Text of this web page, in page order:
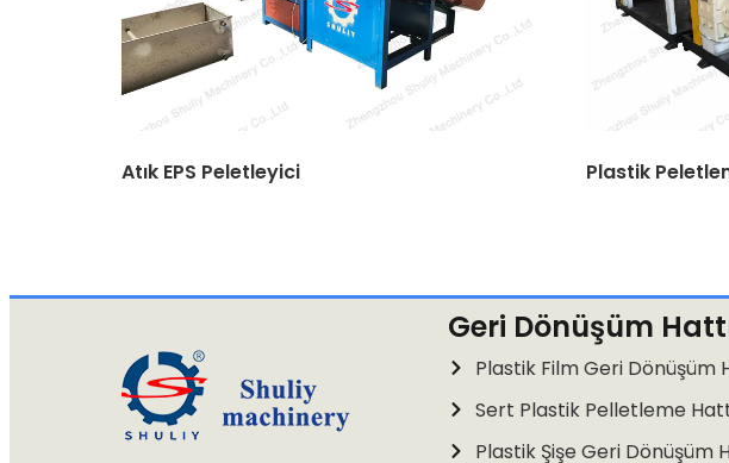
Atık EPS Peletleyici Plastik
Geri Dönüşüm
Plastik Film Geri Dönüşüm
Sert Plastik Pelletleme
Plastik Şişe Geri Dönüşüm